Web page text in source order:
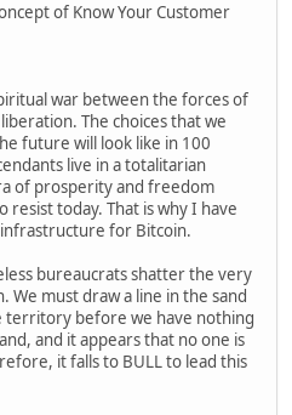
of Know Your Customer
war between the forces of
The choices that we
future will look like in 100
live in a totalitarian
of prosperity and freedom
resist today. That is why I have
for Bitcoin.
bureaucrats shatter the very
We must draw a line in the sand
territory before we have nothing
and it appears that no one is
it falls to BULL to lead this